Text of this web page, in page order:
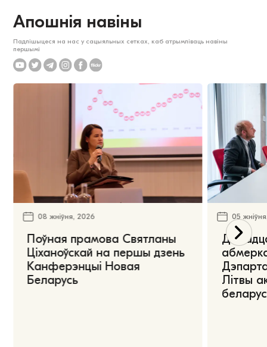
Апошнія навіны
Падпішыцеся на нас у сацыяльных сетках, каб атрымліваць навіны
першымі
08 жніўня, 2026
Поўная прамова Святланы
Ціханоўскай на першы дзень
Канферэнцыі Новая
Беларусь
05
Літвы